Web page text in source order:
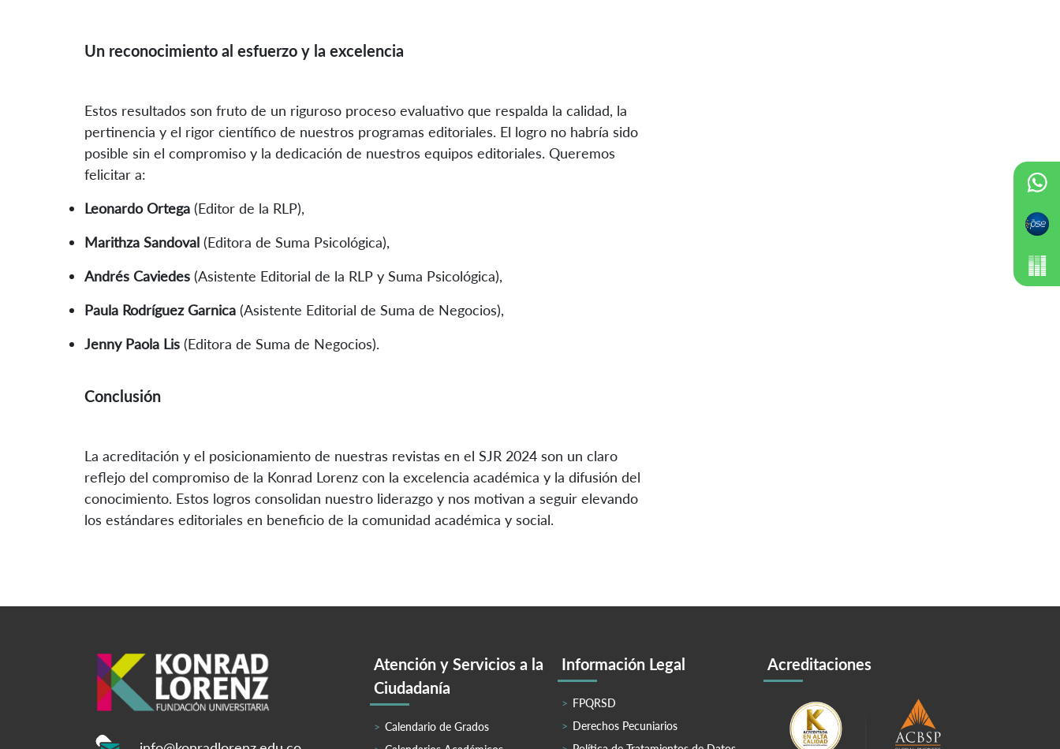
Un reconocimiento al esfuerzo y la excelencia
Estos resultados son fruto de un riguroso proceso evaluativo que respalda la calidad, la
pertinencia y el rigor científico de nuestros programas editoriales. El logro no habría sido
posible sin el compromiso y la dedicación de nuestros equipos editoriales. Queremos
felicitar a:
Leonardo Ortega (Editor de la RLP),
Marithza Sandoval (Editora de Suma Psicológica),
Andrés Caviedes (Asistente Editorial de la RLP y Suma Psicológica),
Paula Rodríguez Garnica (Asistente Editorial de Suma de Negocios),
Jenny Paola Lis (Editora de Suma de Negocios).
Conclusión
La acreditación y el posicionamiento de nuestras revistas en el SJR 2024 son un claro
reflejo del compromiso de la Konrad Lorenz con la excelencia académica y la difusión del
conocimiento. Estos logros consolidan nuestro liderazgo y nos motivan a seguir elevando
los estándares editoriales en beneficio de la comunidad académica y social.
Atención y Servicios a la
Ciudadanía
Calendario de Grados
Información Legal
FPQRSD
Derechos Pecuniarios
Acreditaciones